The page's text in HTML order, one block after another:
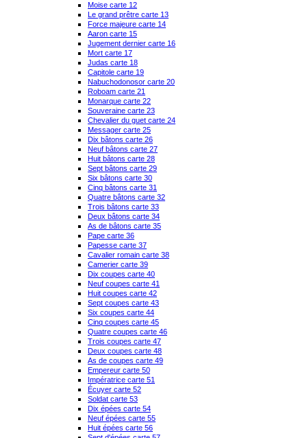
Moise carte 12
Le grand prêtre carte 13
Force majeure carte 14
Aaron carte 15
Jugement dernier carte 16
Mort carte 17
Judas carte 18
Capitole carte 19
Nabuchodonosor carte 20
Roboam carte 21
Monarque carte 22
Souveraine carte 23
Chevalier du guet carte 24
Messager carte 25
Dix bâtons carte 26
Neuf bâtons carte 27
Huit bâtons carte 28
Sept bâtons carte 29
Six bâtons carte 30
Cinq bâtons carte 31
Quatre bâtons carte 32
Trois bâtons carte 33
Deux bâtons carte 34
As de bâtons carte 35
Pape carte 36
Papesse carte 37
Cavalier romain carte 38
Camerier carte 39
Dix coupes carte 40
Neuf coupes carte 41
Huit coupes carte 42
Sept coupes carte 43
Six coupes carte 44
Cinq coupes carte 45
Quatre coupes carte 46
Trois coupes carte 47
Deux coupes carte 48
As de coupes carte 49
Empereur carte 50
Impératrice carte 51
Écuyer carte 52
Soldat carte 53
Dix épées carte 54
Neuf épées carte 55
Huit épées carte 56